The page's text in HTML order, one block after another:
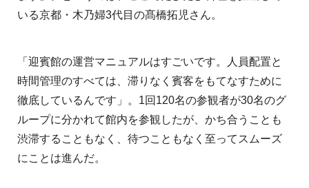
いる京都・木乃婦3代目の髙橋拓児さん。
「迎賓館の運営マニュアルはすごいです。人員配置と
時間管理のすべては、滞りなく賓客をもてなすために
徹底しているんです」。1回120名の参観者が30名のグ
ループに分かれて館内を参観したが、かち合うことも
渋滞することもなく、待つこともなく至ってスムーズ
にことは進んだ。